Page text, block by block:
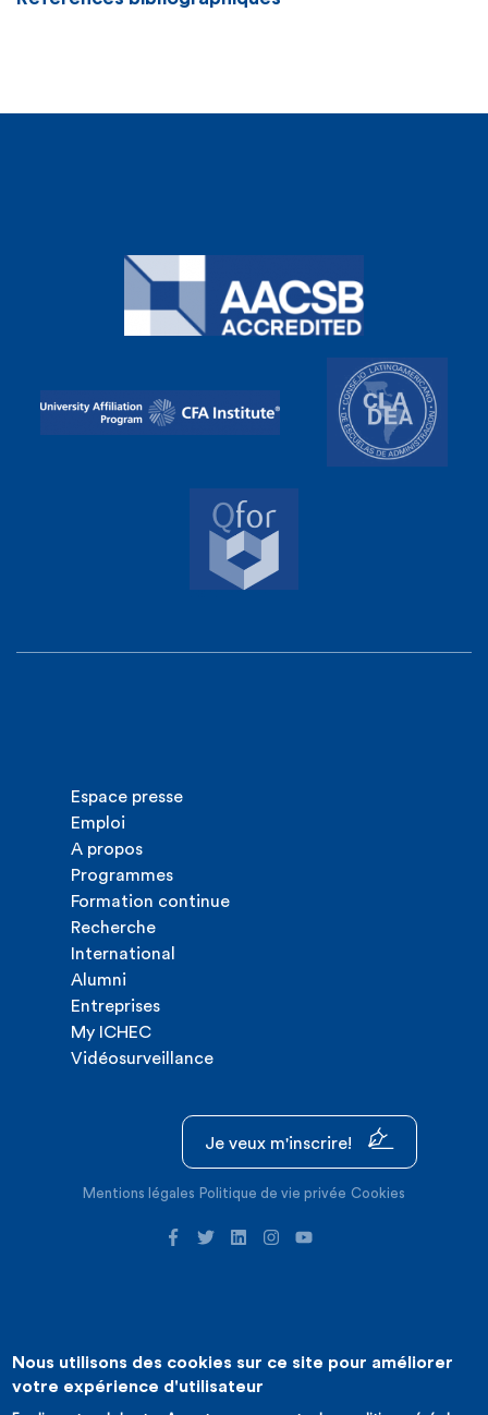
Espace presse
Emploi
A propos
Programmes
Formation continue
Recherche
International
Alumni
Entreprises
My ICHEC
Vidéosurveillance
Je veux m'inscrire!
Mentions légales Politique de vie privée Cookies
©2026 ICHEC |Création de site internet : Expansion
Nous utilisons des cookies sur ce site pour améliorer
votre expérience d'utilisateur